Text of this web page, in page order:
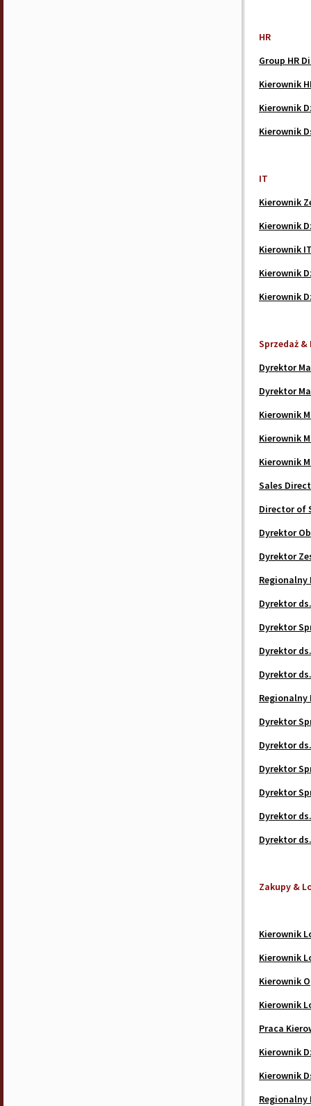
HR
Group HR
Kierownik
Kierownik
Kierownik
IT
Kierownik
Kierownik
Kierownik
Kierownik
Kierownik
Sprzedaż
Dyrektor
Dyrektor
Kierownik
Kierownik
Kierownik
Sales
Director of
Dyrektor
Dyrektor
Regionalny
Dyrektor
Dyrektor
Dyrektor
Dyrektor
Regionalny
Dyrektor
Dyrektor
Dyrektor
Dyrektor
Dyrektor
Dyrektor
Zakupy &
Kierownik
Kierownik
Kierownik
Kierownik
Praca
Kierownik
Kierownik
Regionalny